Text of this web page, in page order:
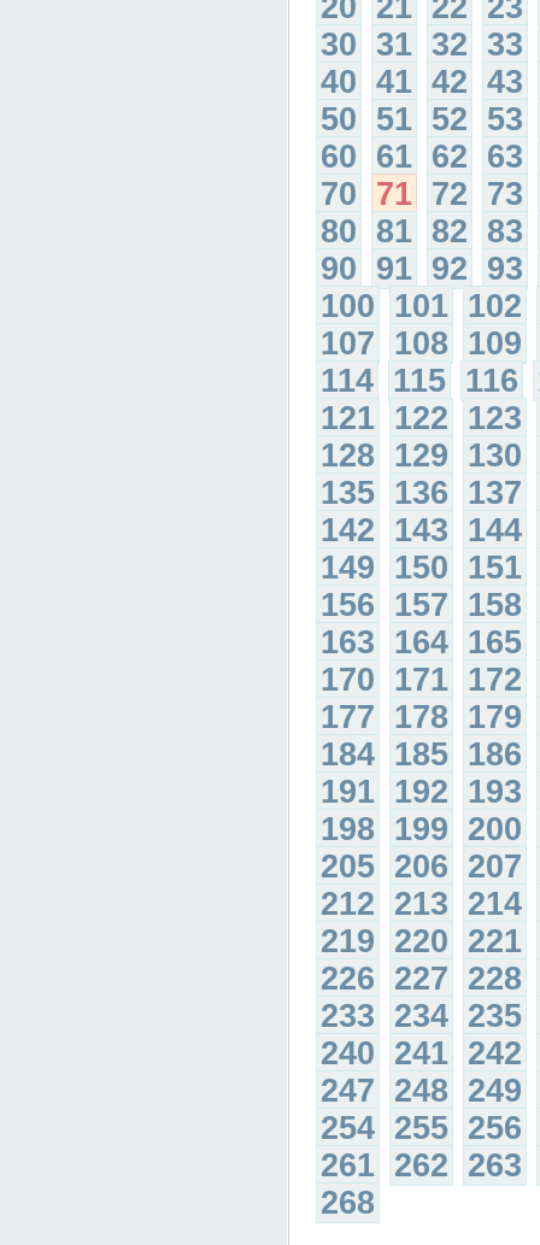
20 21 22 23
30 31 32 33
40 41 42 43
50 51 52 53
60 61 62 63
70 71 72 73
80 81 82 83
90 91 92 93
100 101 102
107 108 109
114 115 116
121 122 123
128 129 130
135 136 137
142 143 144
149 150 151
156 157 158
163 164 165
170 171 172
177 178 179
184 185 186
191 192 193
198 199 200
205 206 207
212 213 214
219 220 221
226 227 228
233 234 235
240 241 242
247 248 249
254 255 256
261 262 263
268